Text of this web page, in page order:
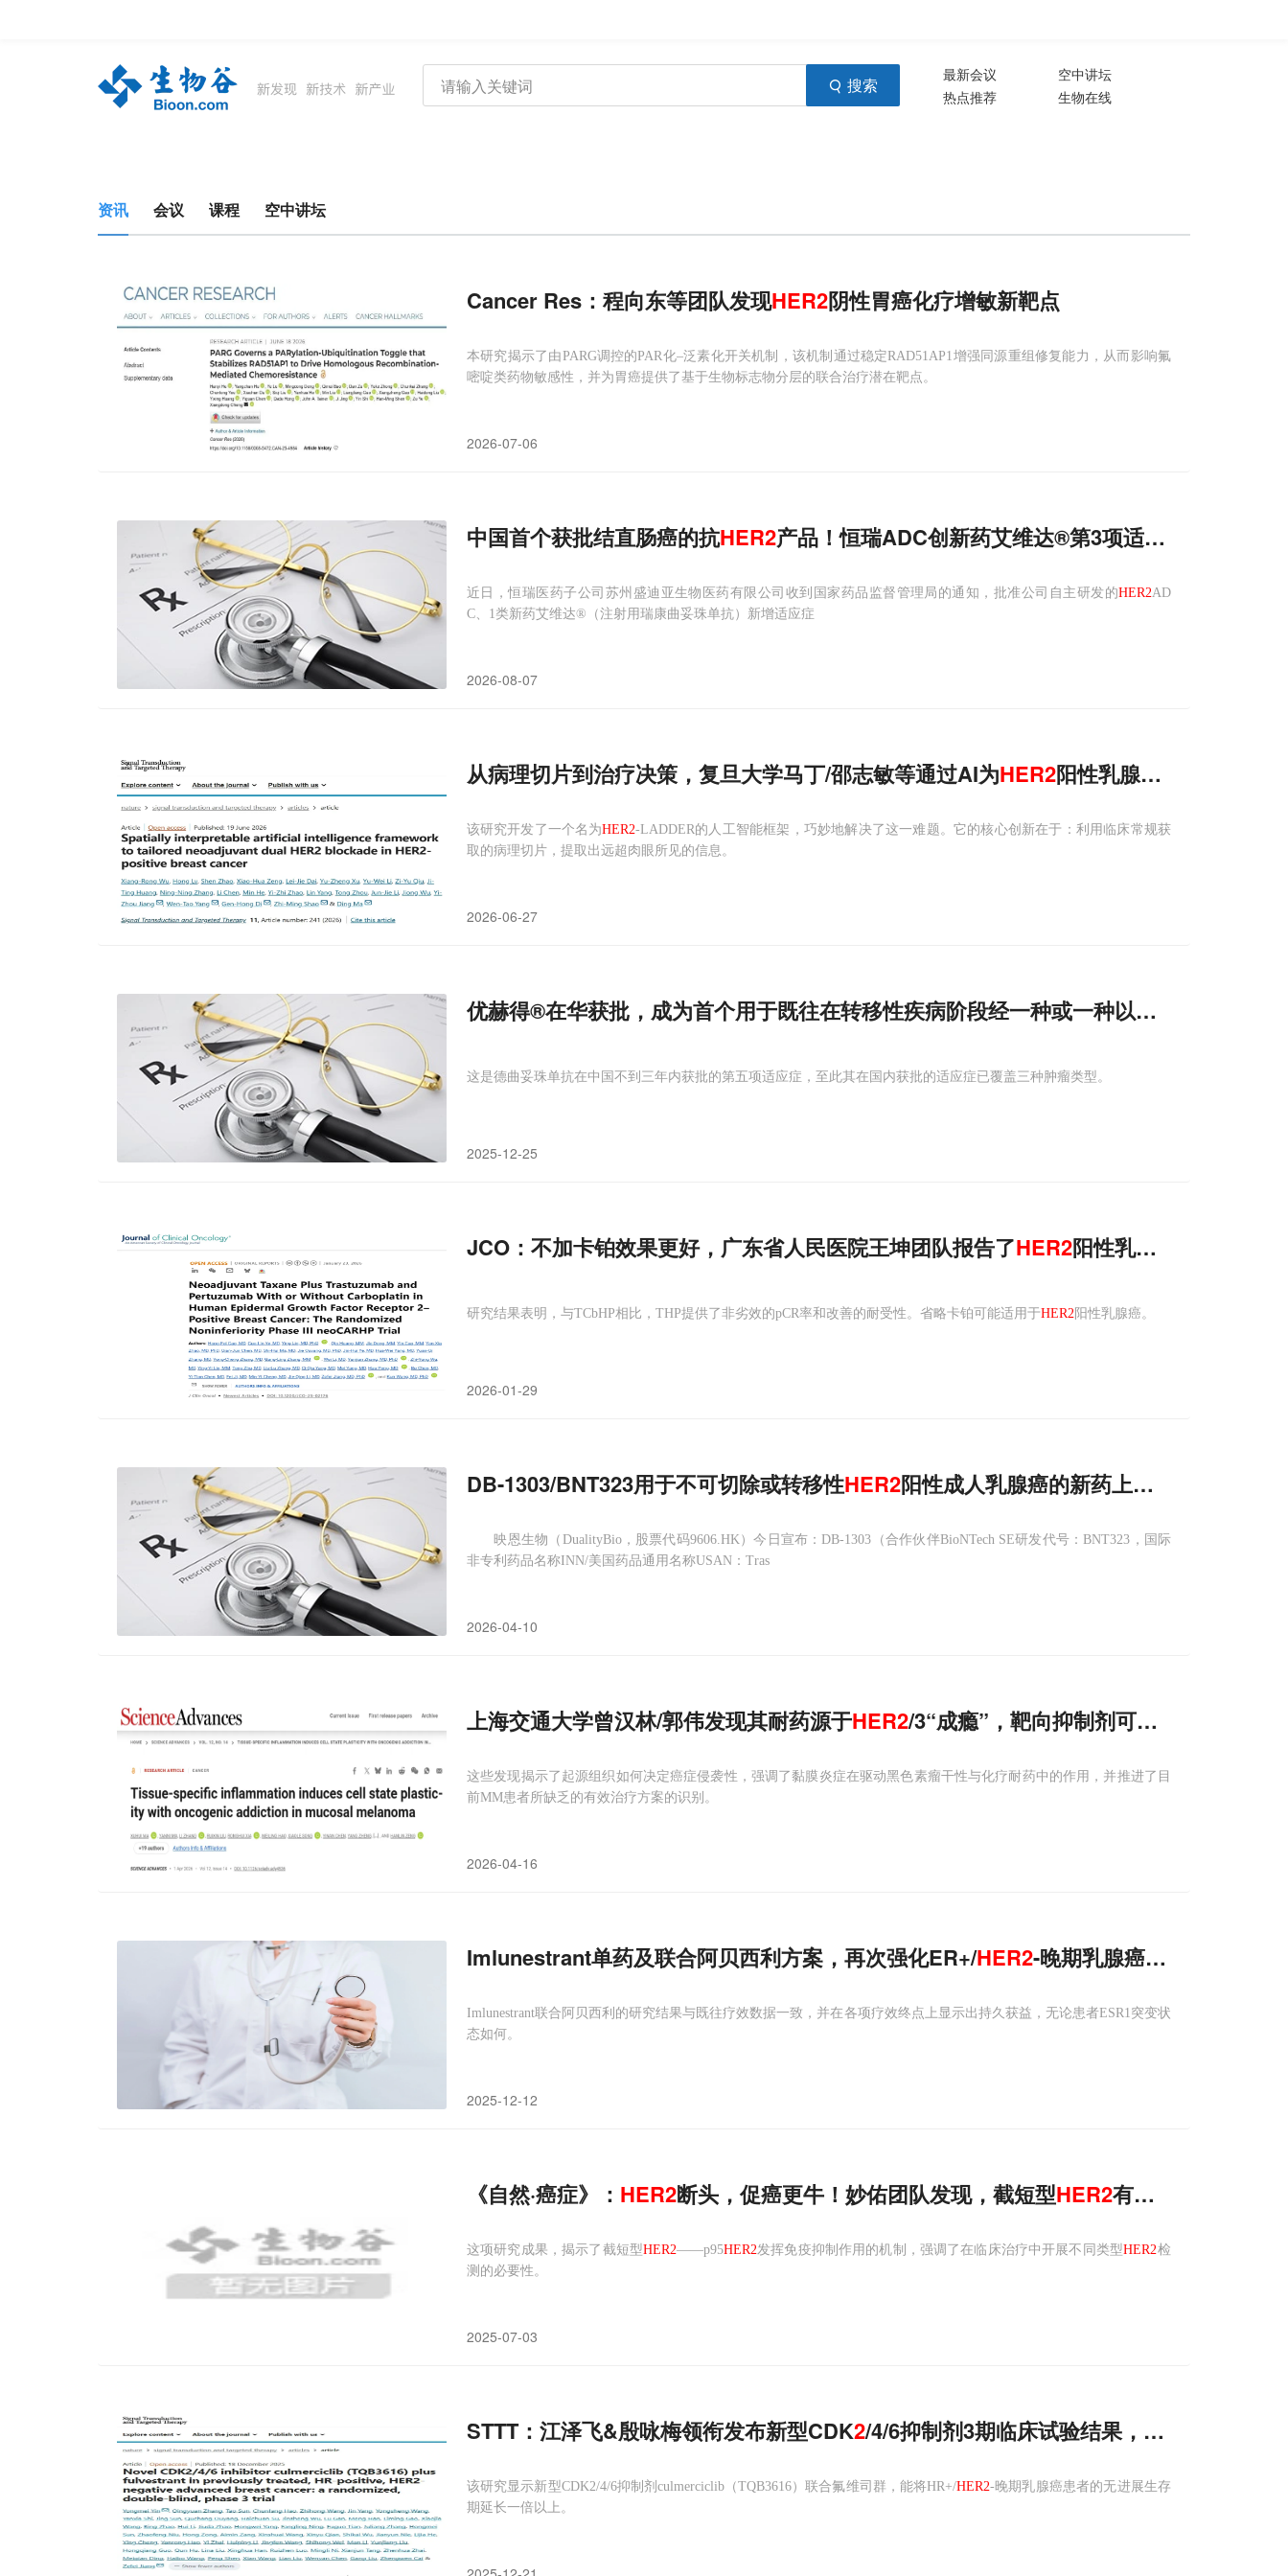
搜索 最新会议
空中讲坛
热点推荐
生物在线
资讯 会议 课程 空中讲坛
Cancer Res：程向东等团队发现HER2阴性胃癌化疗增敏新靶点
本研究揭示了由PARG调控的PAR化–泛素化开关机制，该机制通过稳定RAD51AP1增强同源重组修复能力，从而影响氟
嘧啶类药物敏感性，并为胃癌提供了基于生物标志物分层的联合治疗潜在靶点。
2026-07-06
中国首个获批结直肠癌的抗HER2产品！恒瑞ADC创新药艾维达®第3项适应症落地
近日，恒瑞医药子公司苏州盛迪亚生物医药有限公司收到国家药品监督管理局的通知，批准公司自主研发的HER2AD
C、1类新药艾维达®（注射用瑞康曲妥珠单抗）新增适应症
2026-08-07
从病理切片到治疗决策，复旦大学马丁/邵志敏等通过AI为HER2阳性乳腺癌画出精准“导
该研究开发了一个名为HER2-LADDER的人工智能框架，巧妙地解决了这一难题。它的核心创新在于：利用临床常规获
取的病理切片，提取出远超肉眼所见的信息。
2026-06-27
优赫得®在华获批，成为首个用于既往在转移性疾病阶段经一种或一种以上内分泌治疗
这是德曲妥珠单抗在中国不到三年内获批的第五项适应症，至此其在国内获批的适应症已覆盖三种肿瘤类型。
2025-12-25
JCO：不加卡铂效果更好，广东省人民医院王坤团队报告了HER2阳性乳腺癌治疗新成果
研究结果表明，与TCbHP相比，THP提供了非劣效的pCR率和改善的耐受性。省略卡铂可能适用于HER2阳性乳腺癌。
2026-01-29
DB-1303/BNT323用于不可切除或转移性HER2阳性成人乳腺癌的新药上市申请获得国
映恩生物（DualityBio，股票代码9606.HK）今日宣布：DB-1303（合作伙伴BioNTech SE研发代号：BNT323，国际
非专利药品名称INN/美国药品通用名称USAN：Tras
2026-04-10
上海交通大学曾汉林/郭伟发现其耐药源于HER2/3“成瘾”，靶向抑制剂可有效逆转
这些发现揭示了起源组织如何决定癌症侵袭性，强调了黏膜炎症在驱动黑色素瘤干性与化疗耐药中的作用，并推进了目
前MM患者所缺乏的有效治疗方案的识别。
2026-04-16
Imlunestrant单药及联合阿贝西利方案，再次强化ER+/HER2-晚期乳腺癌获益
Imlunestrant联合阿贝西利的研究结果与既往疗效数据一致，并在各项疗效终点上显示出持久获益，无论患者ESR1突变状
态如何。
2025-12-12
《自然·癌症》： HER2断头，促癌更牛！妙佑团队发现，截短型HER2有免疫抑制功能
这项研究成果，揭示了截短型HER2——p95HER2发挥免疫抑制作用的机制，强调了在临床治疗中开展不同类型HER2检
测的必要性。
2025-07-03
STTT：江泽飞&殷咏梅领衔发布新型CDK2/4/6抑制剂3期临床试验结果，显著延长HR+/
该研究显示新型CDK2/4/6抑制剂culmerciclib（TQB3616）联合氟维司群，能将HR+/HER2-晚期乳腺癌患者的无进展生存
期延长一倍以上。